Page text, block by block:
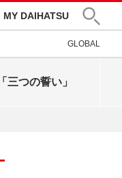
MY DAIHATSU
GLOBAL
三つの誓い」